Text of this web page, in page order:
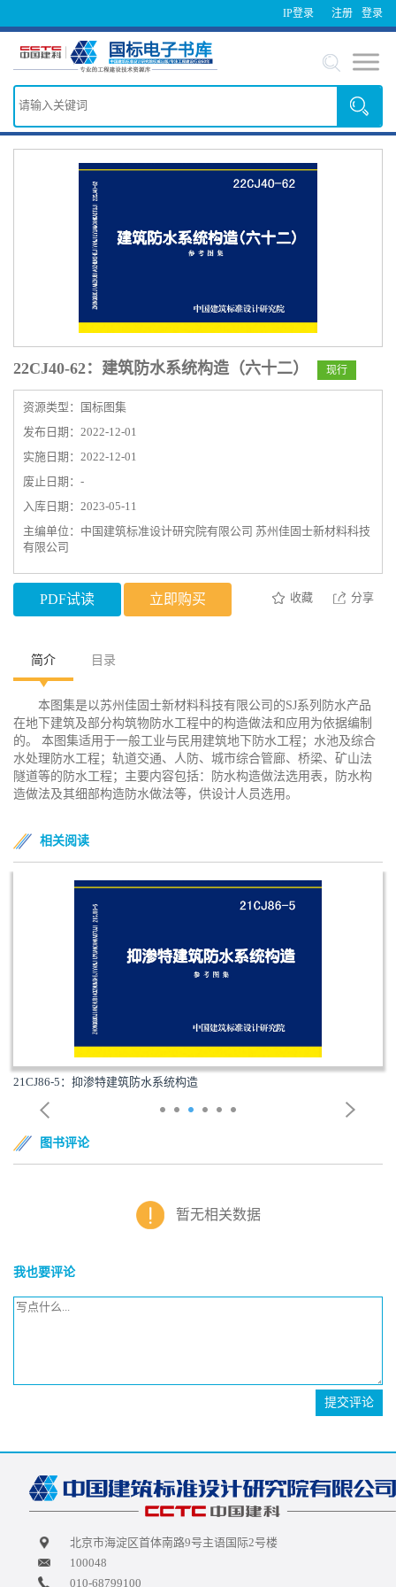
IP登录 登录
注册
22CJ40-62：建筑防水系统构造（六十二） 现行
资源类型：国标图集
发布日期：2022-12-01
实施日期：2022-12-01
废止日期：-
入库日期：2023-05-11
主编单位：中国建筑标准设计研究院有限公司 苏州佳固士新材料科技
有限公司
PDF试读 立即购买 收藏 分享
简介 目录
本图集是以苏州佳固士新材料科技有限公司的SJ系列防水产品
在地下建筑及部分构筑物防水工程中的构造做法和应用为依据编制
的。 本图集适用于一般工业与民用建筑地下防水工程；水池及综合
水处理防水工程；轨道交通、人防、城市综合管廊、桥梁、矿山法
隧道等的防水工程；主要内容包括：防水构造做法选用表，防水构
造做法及其细部构造防水做法等，供设计人员选用。
相关阅读
21CJ86-5：抑渗特建筑防水系统构造
图书评论
暂无相关数据
我也要评论
提交评论
北京市海淀区首体南路9号主语国际2号楼
100048
010-68799100